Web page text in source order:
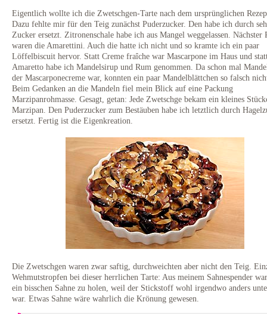
Eigentlich wollte ich die Zwetschgen-Tarte nach dem ursprünglichen
Dazu fehlte mir für den Teig zunächst Puderzucker. Den habe ich durch
Zucker ersetzt. Zitronenschale habe ich aus Mangel weggelassen. Nächster
waren die Amarettini. Auch die hatte ich nicht und so kramte ich ein paar
Löffelbiscuit hervor. Statt Creme fraîche war Mascarpone im Haus und
Amaretto habe ich Mandelsirup und Rum genommen. Da schon mal
der Mascarponecreme war, konnten ein paar Mandelblättchen so falsch
Beim Gedanken an die Mandeln fiel mein Blick auf eine Packung
Marzipanrohmasse. Gesagt, getan: Jede Zwetschge bekam ein kleines
Marzipan. Den Puderzucker zum Bestäuben habe ich letztlich durch
ersetzt. Fertig ist die Eigenkreation.
Die Zwetschgen waren zwar saftig, durchweichten aber nicht den Teig.
Wehmutstropfen bei dieser herrlichen Tarte: Aus meinem Sahnespender
ein bisschen Sahne zu holen, weil der Stickstoff wohl irgendwo anders
war. Etwas Sahne wäre wahrlich die Krönung gewesen.